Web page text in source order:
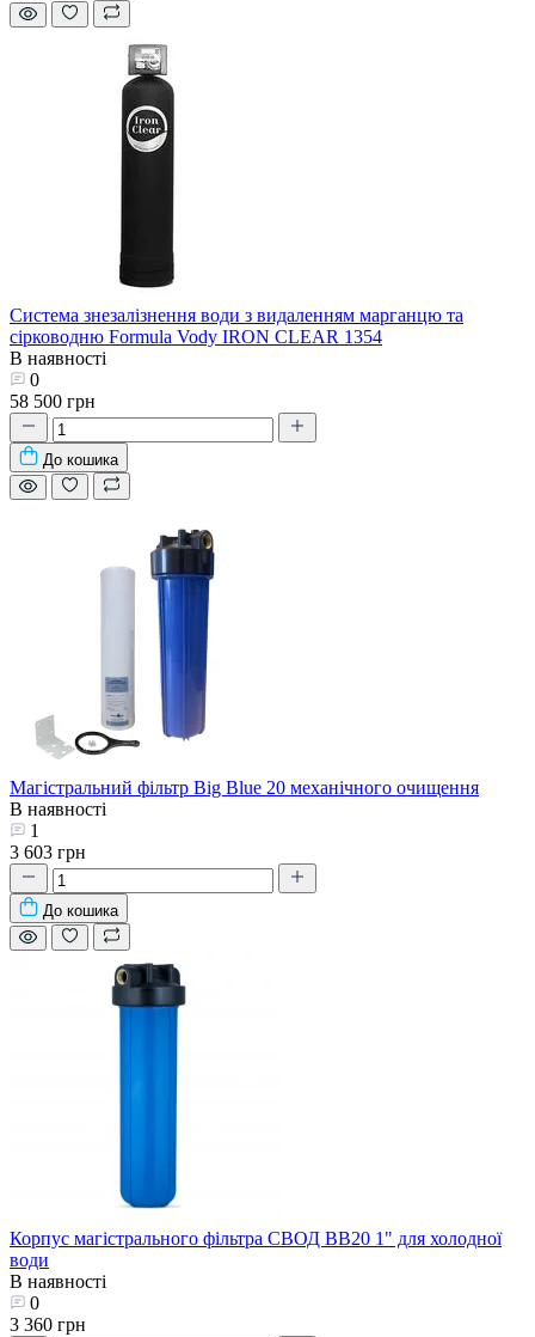
Система знезалізнення води з видаленням марганцю та
сірководню Formula Vody IRON CLEAR 1354
В наявності
0
58 500 грн
До кошика
Магістральний фільтр Big Blue 20 механічного очищення
В наявності
1
3 603 грн
До кошика
Корпус магістрального фільтра СВОД ВВ20 1" для холодної
води
В наявності
0
3 360 грн